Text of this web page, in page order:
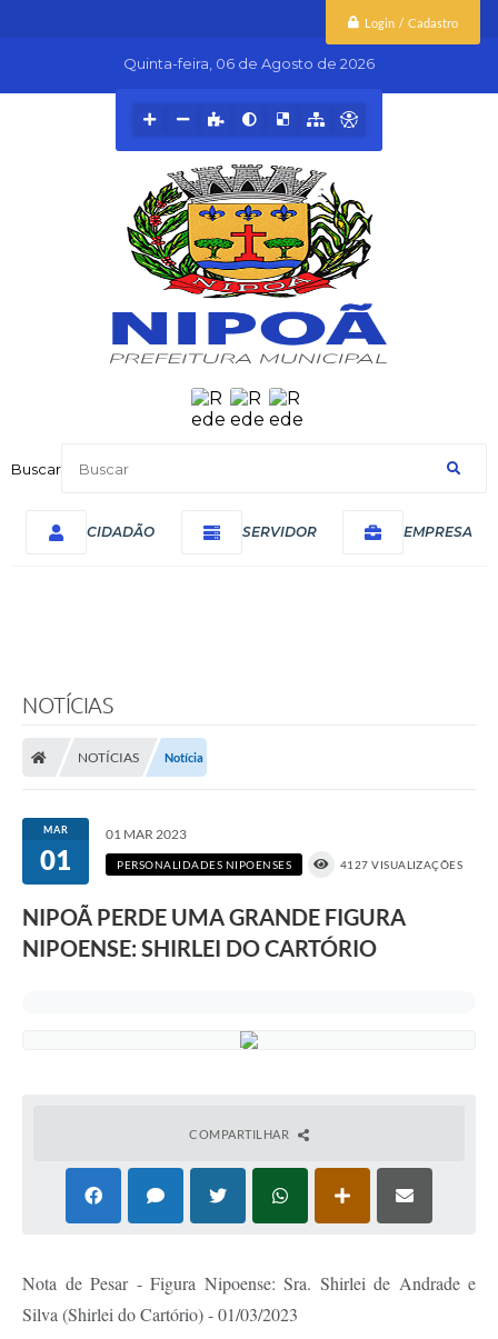
Login / Cadastro
Buscar
CIDADÃO SERVIDOR EMPRESA
Quinta-feira 06 de Agosto de 2026
NOTÍCIAS
NOTÍCIAS Notícia
MAR
01
01 MAR 2023
PERSONALIDADES NIPOENSES 4127 VISUALIZAÇÕES
NIPOÃ PERDE UMA GRANDE FIGURA
NIPOENSE: SHIRLEI DO CARTÓRIO
COMPARTILHAR
Nota de Pesar - Figura Nipoense: Sra. Shirlei de Andrade e
Silva (Shirlei do Cartório) - 01/03/2023